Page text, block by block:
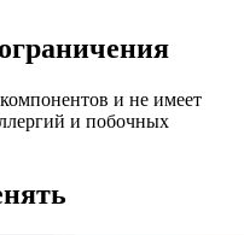
и не имеет
и побочных